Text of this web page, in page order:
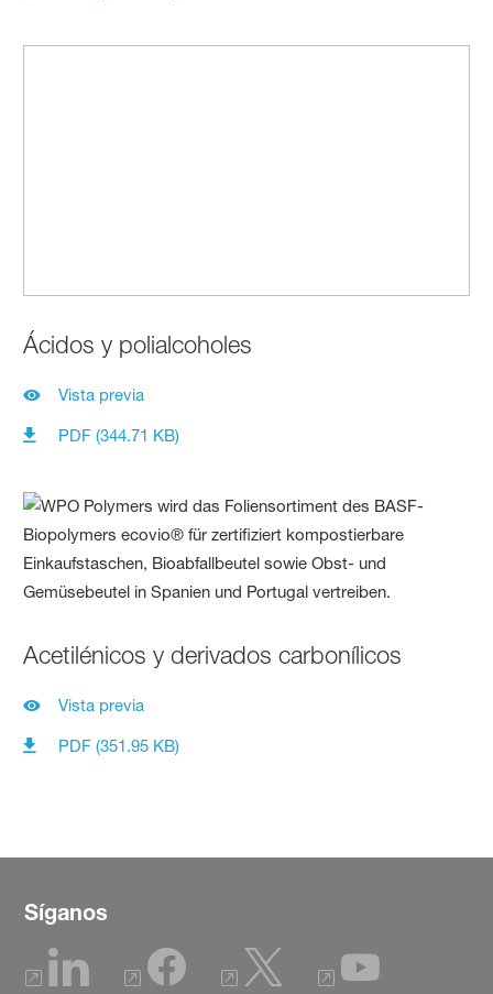
Ácidos y polialcoholes
Vista previa
PDF (344.71 KB)
Acetilénicos y derivados carbonílicos
Vista previa
PDF (351.95 KB)
Síganos